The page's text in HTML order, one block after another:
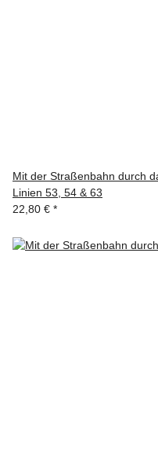
Mit der Straßenbahn durch
Linien 53, 54 & 63
22,80 € *